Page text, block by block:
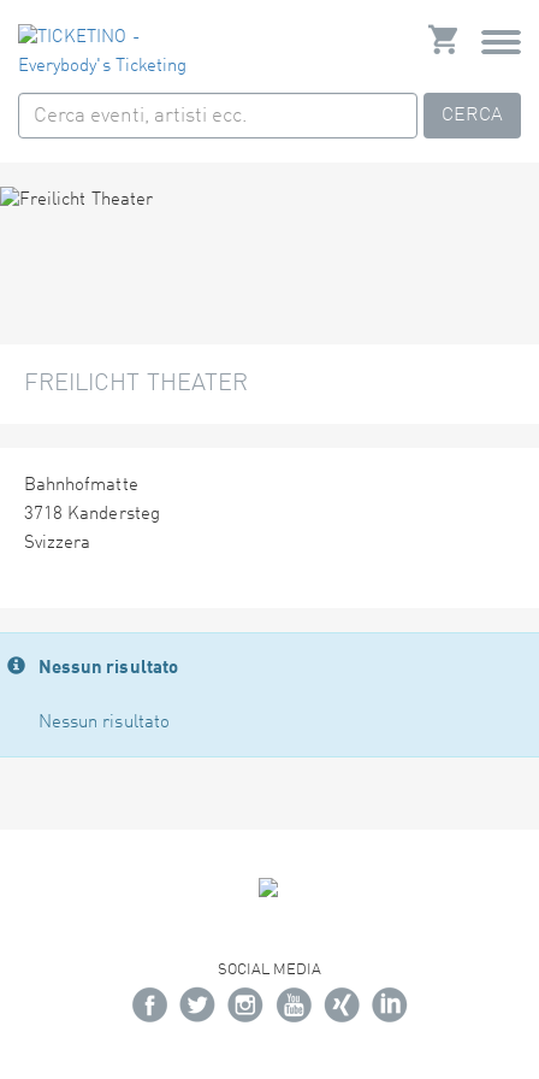
CERCA
FREILICHT THEATER
Bahnhofmatte
3718 Kandersteg
Svizzera
Nessun risultato
Nessun risultato
SOCIAL MEDIA